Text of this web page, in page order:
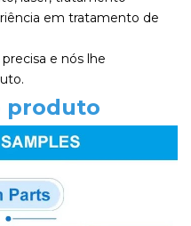
em tratamento de
e nós lhe
produto